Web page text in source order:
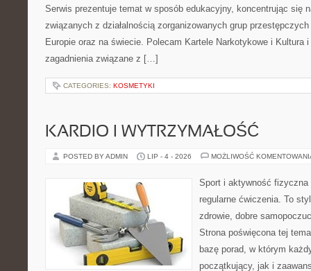
Serwis prezentuje temat w sposób edukacyjny, koncentrując się
związanych z działalnością zorganizowanych grup
Europie oraz na świecie. Polecam Kartele Narkotykowe i Kultura
zagadnienia związane z […]
CATEGORIES: KOSMETYKI
KARDIO I WYTRZYMAŁOŚĆ
POSTED BY ADMIN LIP - 4 - 2026 MOŻLIWOŚĆ
Sport i aktywność
regularne ćwiczenia. To
zdrowie, dobre
Strona poświęcona tej
bazę porad, w którym
początkujący, jak i